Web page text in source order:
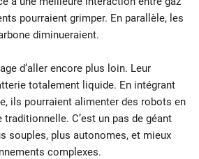
pourraient grimper. En parallèle, les
diminueraient.
d’aller encore plus loin. Leur
totalement liquide. En intégrant
ils pourraient alimenter des robots en
C’est un pas de géant
souples, plus autonomes, et mieux
complexes.